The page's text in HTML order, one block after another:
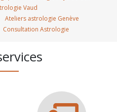
Vaud
Ateliers astrologie Genève
Consultation Astrologie